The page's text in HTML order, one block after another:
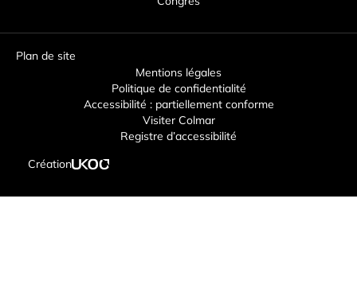
Plan de site
Mentions légales
Politique de confidentialité
Accessibilité : partiellement conforme
Visiter Colmar
Registre d’accessibilité
Création